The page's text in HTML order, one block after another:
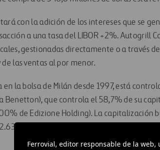
Ferrovial, editor responsable de la web,
con la adición de los intereses que se
a una tasa del LIBOR +2%. Autogrill
gestionadas directamente o a través
las ventas al por menor.
la bolsa de Milán desde 1997, está
Benetton), que controla el 58,7% de su
de Edizione Holding). La capitalización
millones de euros.